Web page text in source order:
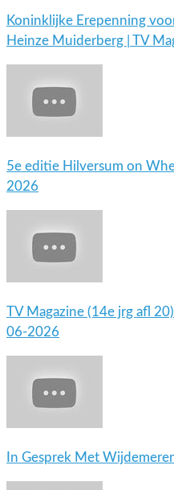
Koninklijke Erepenning
Heinze Muiderberg | TV
5e editie Hilversum on
2026
TV Magazine (14e jrg afl
06-2026
In Gesprek Met